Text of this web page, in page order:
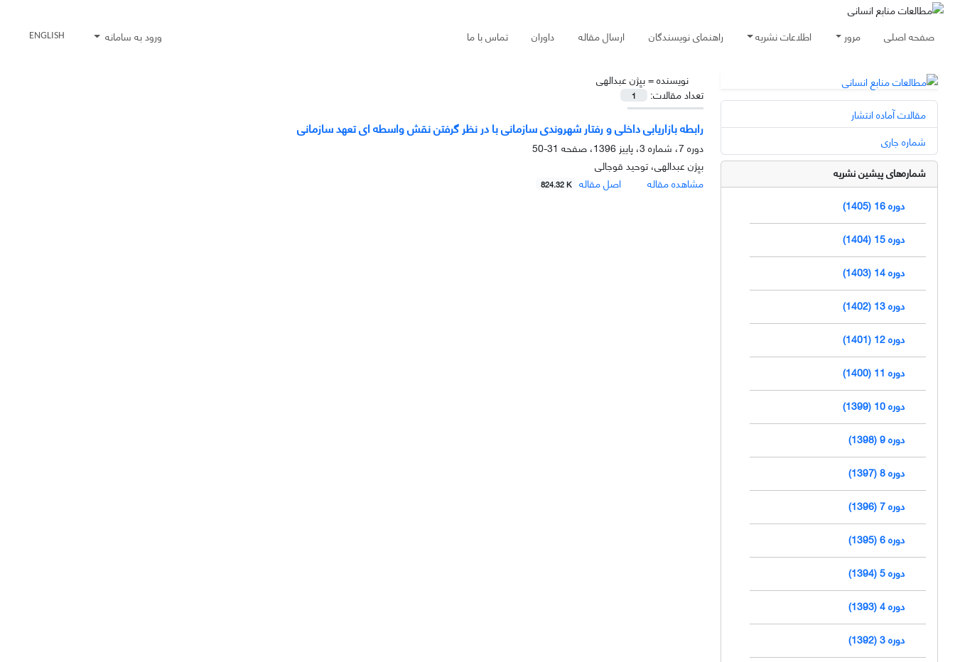
صفحه اصلی مرور اطلاعات نشریه راهنمای نویسندگان ارسال مقاله داوران تماس با ما ورود به سامانه ENGLISH
نویسنده =بیِِژن عبدالهی
تعداد مقالات:
1
رابطه بازاریابی داخلی و رفتار شهروندی سازمانی با در نظر گرفتن نقش واسطه ای تعهد سازمانی
دوره 7، شماره 3، پاییز 1396، صفحه
31-50
بیِِژن عبدالهی، توحید قوجالی
مشاهده مقاله
اصل مقاله 824.32 K
مقالات آماده انتشار
شماره جاری
شماره‌های پیشین نشریه
دوره 16 (1405)
دوره 15 (1404)
دوره 14 (1403)
دوره 13 (1402)
دوره 12 (1401)
دوره 11 (1400)
دوره 10 (1399)
دوره 9 (1398)
دوره 8 (1397)
دوره 7 (1396)
دوره 6 (1395)
دوره 5 (1394)
دوره 4 (1393)
دوره 3 (1392)